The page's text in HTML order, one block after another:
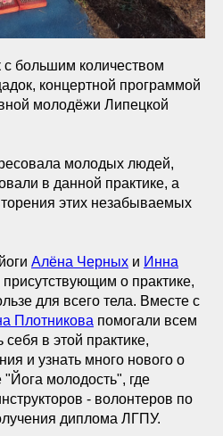
большим количеством
концертной программой
молодёжи Липецкой
молодых людей,
в данной практике, а
этих незабываемых
Алёна Черных и Инна
присутствующим о практике,
для всего тела. Вместе с
Плотникова помогали всем
в этой практике,
и узнать много нового о
молодость", где
- волонтеров по
диплома ЛГПУ.